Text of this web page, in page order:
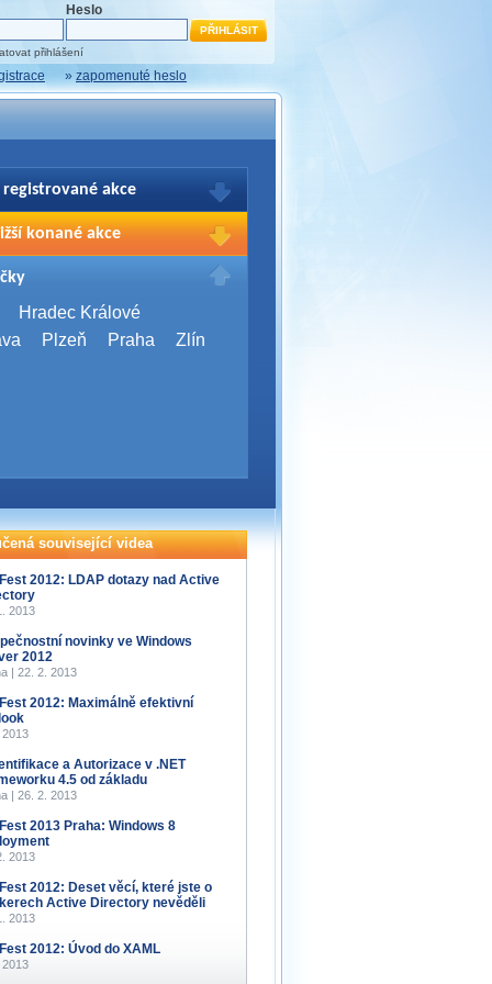
Heslo
přihlášení
» zapomenuté heslo
registrované akce
Vašich registrací na akce
přihlašte.
konané akce
2026
Brno
Server Bootcamp 2026
Hradec Králové
Plzeň Praha Zlín
související videa
2012: LDAP dotazy nad Active
2013
novinky ve Windows
2012
| 22. 2. 2013
Fest 2012: Maximálně efektivní
2013
a Autorizace v .NET
4.5 od základu
| 26. 2. 2013
2013 Praha: Windows 8
2013
Fest 2012: Deset věcí, které jste o
Active Directory nevěděli
2013
2012: Úvod do XAML
2013